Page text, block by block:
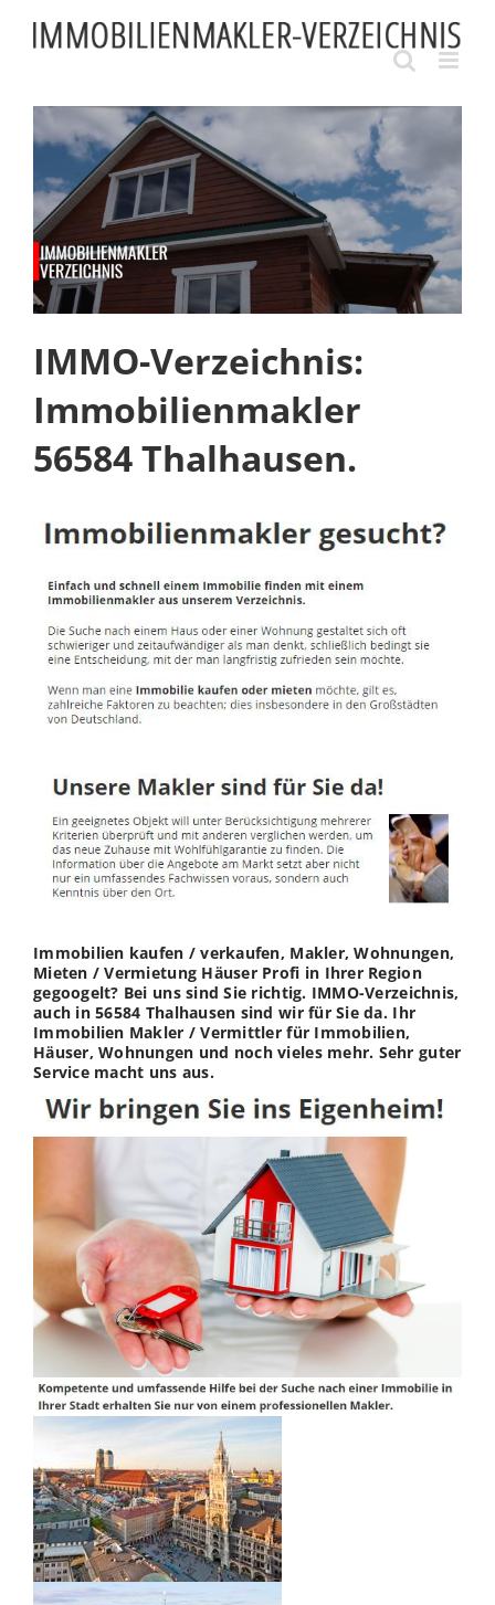
content
IMMO-Verzeichnis:
Immobilienmakler
56584 Thalhausen.
Immobilien kaufen / verkaufen, Makler, Wohnungen,
Mieten / Vermietung Häuser Profi in Ihrer Region
gegoogelt? Bei uns sind Sie richtig. IMMO-Verzeichnis,
auch in 56584 Thalhausen sind wir für Sie da. Ihr
Immobilien Makler / Vermittler für Immobilien,
Häuser, Wohnungen und noch vieles mehr. Sehr guter
Service macht uns aus.